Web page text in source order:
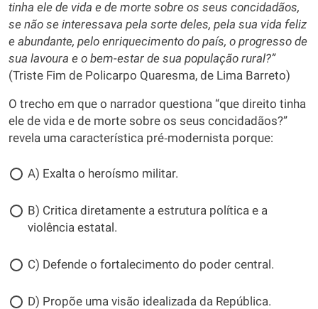
tinha ele de vida e de morte sobre os seus concidadãos,
se não se interessava pela sorte deles, pela sua vida feliz
e abundante, pelo enriquecimento do país, o progresso de
sua lavoura e o bem-estar de sua população rural?”
(Triste Fim de Policarpo Quaresma, de Lima Barreto)
O trecho em que o narrador questiona “que direito tinha
ele de vida e de morte sobre os seus concidadãos?”
revela uma característica pré‑modernista porque:
A) Exalta o heroísmo militar.
B) Critica diretamente a estrutura política e a
violência estatal.
C) Defende o fortalecimento do poder central.
D) Propõe uma visão idealizada da República.